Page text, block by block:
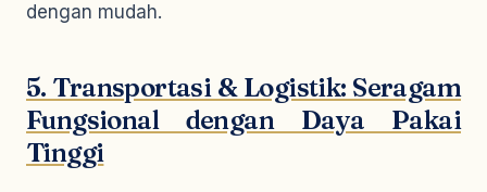
dengan mudah.
5. Transportasi & Logistik: Seragam
Fungsional dengan Daya Pakai
Tinggi